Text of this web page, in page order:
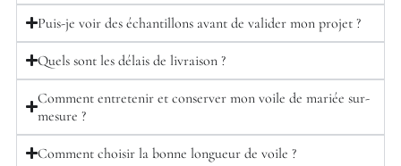
Puis-je voir des échantillons avant de valider mon projet ?
Quels sont les délais de livraison ?
Comment entretenir et conserver mon voile de mariée sur-
mesure ?
Comment choisir la bonne longueur de voile ?